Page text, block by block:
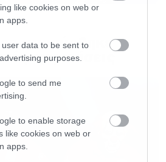
like cookies on web or
apps.
data to be sent to
purposes.
to send me
to enable storage
like cookies on web or
apps.
με το νέο άλμπουμ τους,
δίσκο που γεννήθηκε
των ασταμάτητων
των τελευταίων χρόνων
την πιο επιθετική και
συγκροτήματος. Το
ξεκινούν τη μεγαλύτερη
της μέχρι τώρα
αποσύρθηκε
εμφανίσεις